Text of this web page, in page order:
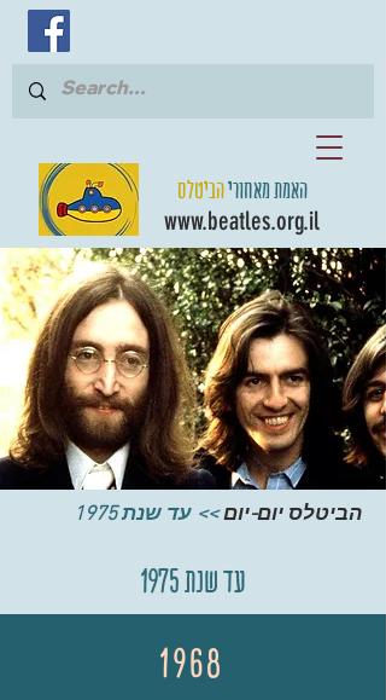
האמת מאחוריהביטלס
www.beatles.org.il
הביטלס יום-יום>> עד שנת 1975
עד שנת 1975
1968